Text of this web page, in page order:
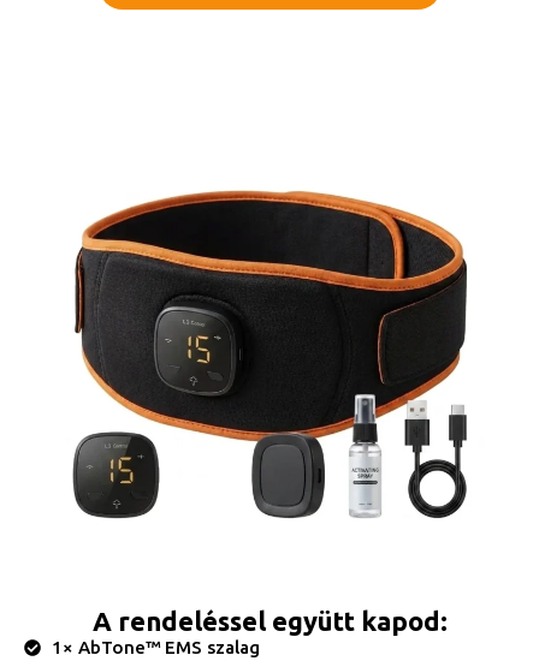
A rendeléssel együtt kapod:
1× AbTone™ EMS szalag